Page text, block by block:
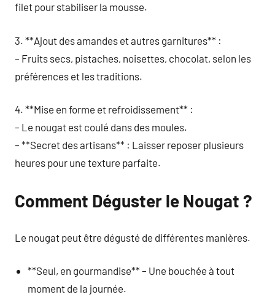
filet pour stabiliser la mousse.
3. **Ajout des amandes et autres garnitures** :
– Fruits secs, pistaches, noisettes, chocolat, selon les
préférences et les traditions.
4. **Mise en forme et refroidissement** :
– Le nougat est coulé dans des moules.
– **Secret des artisans** : Laisser reposer plusieurs
heures pour une texture parfaite.
Comment Déguster le Nougat ?
Le nougat peut être dégusté de différentes manières.
**Seul, en gourmandise** – Une bouchée à tout
moment de la journée.